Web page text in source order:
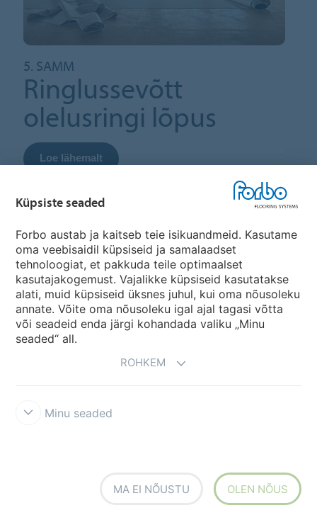
5. SAMM
Ringlussevõtt
olelusringi lõpus
Loe lähemalt
LISATEAVE
tootelahendustega
Küpsiste seaded
Forbo austab ja kaitseb teie isikuandmeid. Kasutame
oma veebisaidil küpsiseid ja samalaadset
tehnoloogiat, et pakkuda teile optimaalset
kasutajakogemust. Vajalikke küpsiseid kasutatakse
alati, muid küpsiseid üksnes juhul, kui oma nõusoleku
annate. Võite oma nõusoleku igal ajal tagasi võtta
või seadeid enda järgi kohandada valiku „Minu
seaded“ all.
ROHKEM
Minu seaded
MA EI NÕUSTU OLEN NÕUS